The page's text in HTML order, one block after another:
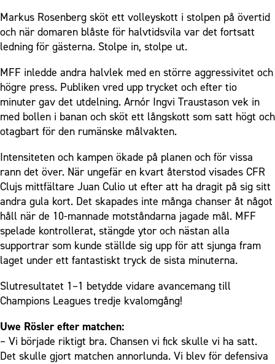
Markus Rosenberg sköt ett volleyskott i stolpen på övertid
och när domaren blåste för halvtidsvila var det fortsatt
ledning för gästerna. Stolpe in, stolpe ut.
MFF inledde andra halvlek med en större aggressivitet och
högre press. Publiken vred upp trycket och efter tio
minuter gav det utdelning. Arnór Ingvi Traustason vek in
med bollen i banan och sköt ett långskott som satt högt och
otagbart för den rumänske målvakten.
Intensiteten och kampen ökade på planen och för vissa
rann det över. När ungefär en kvart återstod visades CFR
Clujs mittfältare Juan Culio ut efter att ha dragit på sig sitt
andra gula kort. Det skapades inte många chanser åt något
håll när de 10-mannade motståndarna jagade mål. MFF
spelade kontrollerat, stängde ytor och nästan alla
supportrar som kunde ställde sig upp för att sjunga fram
laget under ett fantastiskt tryck de sista minuterna.
Slutresultatet 1–1 betydde vidare avancemang till
Champions Leagues tredje kvalomgång!
Uwe Rösler efter matchen:
– Vi började riktigt bra. Chansen vi fick skulle vi ha satt.
Det skulle gjort matchen annorlunda. Vi blev för defensiva